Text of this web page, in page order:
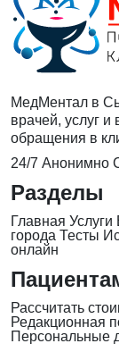
МедМентал в
врачей, услуг
обращения в
24/7 Анонимно
Разделы
Главная Услуги
города Тесты
онлайн
Рассчитать
Редакционная
Персональные